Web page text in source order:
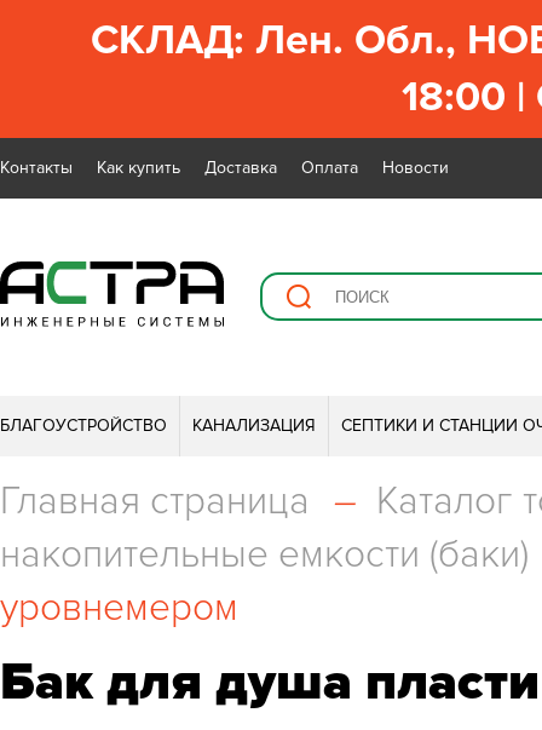
СКЛАД: Лен. Обл.,
18:00
Контакты Как купить Доставка Оплата Новости
БЛАГОУСТРОЙСТВО КАНАЛИЗАЦИЯ СЕПТИКИ И СТАНЦИИ
Главная страница – Каталог
накопительные емкости (баки)
уровнемером
Бак для душа